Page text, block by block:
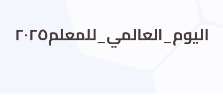
اليوم_العالمي_للمعلم٢٠٢٥⁩